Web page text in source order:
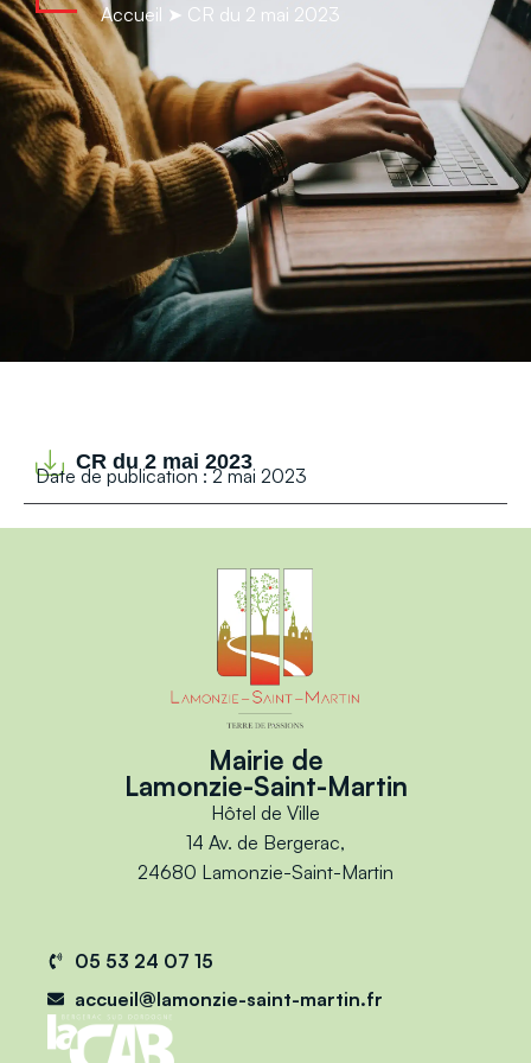
principal
Accueil ➤ CR du 2 mai 2023
CR du 2 mai 2023
Date de publication : 2 mai 2023
Mairie de
Lamonzie-Saint-Martin
Hôtel de Ville
14 Av. de Bergerac,
24680 Lamonzie-Saint-Martin
05 53 24 07 15
accueil@lamonzie-saint-martin.fr